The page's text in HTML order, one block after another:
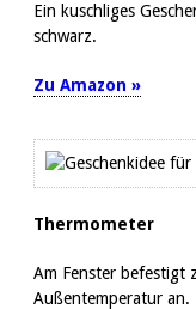
Ein kuschliges
schwarz.
Zu Amazon »
Thermometer
Am Fenster befestigt
Außentemperatur